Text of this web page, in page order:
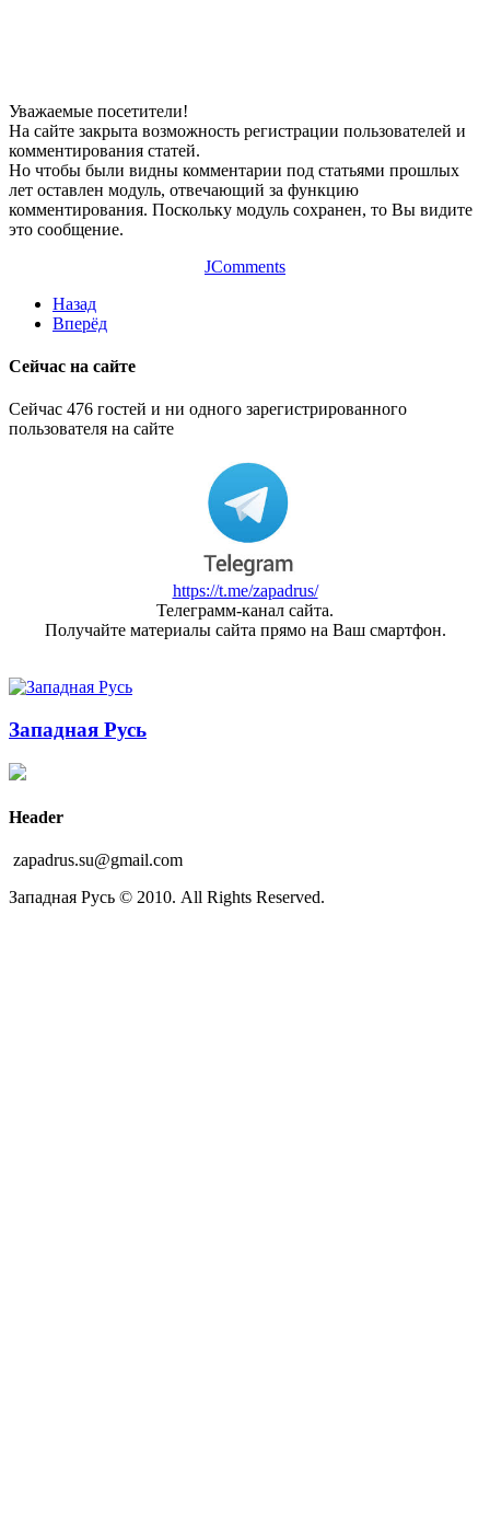
Уважаемые посетители!
На сайте закрыта возможность регистрации пользователей и
комментирования статей.
Но чтобы были видны комментарии под статьями прошлых
лет оставлен модуль, отвечающий за функцию
комментирования. Поскольку модуль сохранен, то Вы видите
это сообщение.
JComments
Назад
Вперёд
Сейчас на сайте
Сейчас 476 гостей и ни одного зарегистрированного
пользователя на сайте
https://t.me/zapadrus/
Телеграмм-канал сайта.
Получайте материалы сайта прямо на Ваш смартфон.
Западная Русь
Header
zapadrus.su@gmail.com
Западная Русь © 2010. All Rights Reserved.